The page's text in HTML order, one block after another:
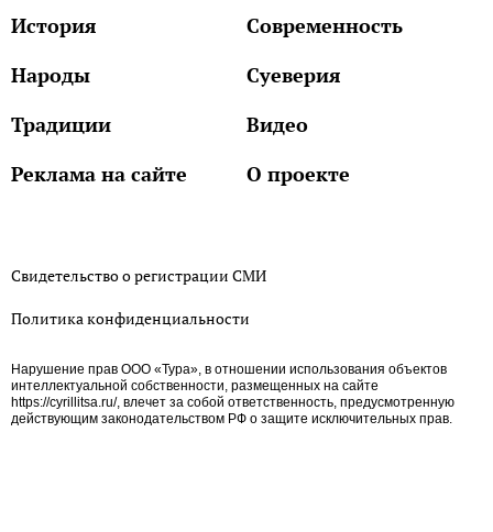
История
Современность
Народы
Суеверия
Традиции
Видео
Реклама на сайте
О проекте
Свидетельство о регистрации СМИ
Политика конфиденциальности
Нарушение прав ООО «Тура», в отношении использования объектов
интеллектуальной собственности, размещенных на сайте
https://cyrillitsa.ru/, влечет за собой ответственность, предусмотренную
действующим законодательством РФ о защите исключительных прав.